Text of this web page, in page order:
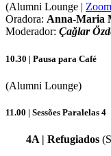
(Alumni Lounge | Zoom
Oradora: Anna-Maria
Moderador: Çağlar
10.30 | Pausa para Café
(Alumni Lounge)
11.00 | Sessões Paralelas 4
4A | Refugiados